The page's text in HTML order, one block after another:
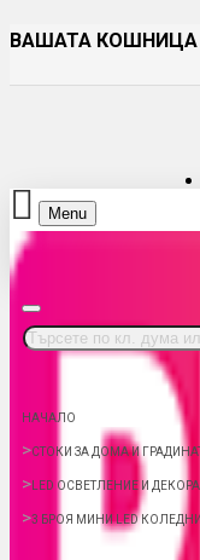
ВАШАТА КОШНИЦА
Menu
НАЧАЛО
СТОКИ ЗА ДОМА И
LED ОСВЕТЛЕНИЕ И
3 БРОЯ МИНИ LED